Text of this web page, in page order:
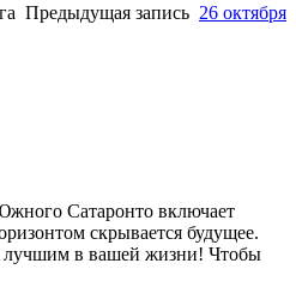
Предыдущая запись 26 октября
Сатаронто включает
скрывается будущее.
лучшим в вашей жизни! Чтобы